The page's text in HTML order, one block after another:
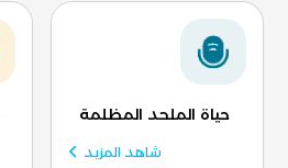
حياة الملحد المظلمة
شاهد المزيد